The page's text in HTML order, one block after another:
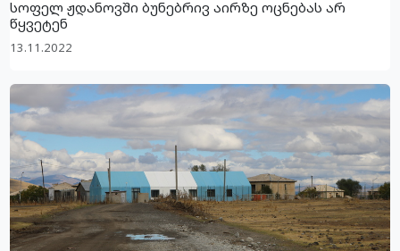
სოფელ ჟდანოვში ბუნებრივ აირზე ოცნებას არ
წყვეტენ
13.11.2022